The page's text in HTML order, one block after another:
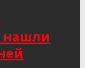
нашли